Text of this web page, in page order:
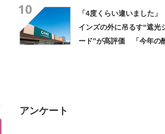
10
「4度くらい違いました
インズの外に吊るす“遮光
ード”が高評価 「今年の
アンケート